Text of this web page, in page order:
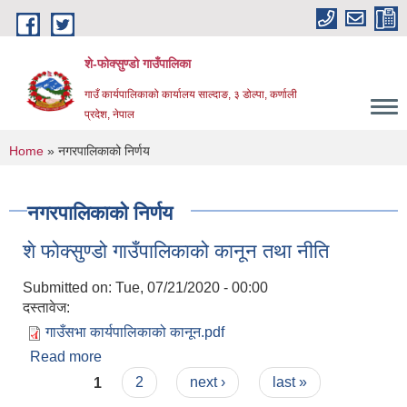
Skip to main content
शे-फोक्सुण्डो गाउँपालिका
गाउँ कार्यपालिकाको कार्यालय साल्दाङ, ३ डोल्पा, कर्णाली
प्रदेश, नेपाल
You are here
Home » नगरपालिकाको निर्णय
नगरपालिकाको निर्णय
शे फोक्सुण्डो गाउँपालिकाको कानून तथा नीति
Submitted on: Tue, 07/21/2020 - 00:00
दस्तावेज:
गाउँसभा कार्यपालिकाको कानून.pdf
Read more
Pages
1 2 next › last »